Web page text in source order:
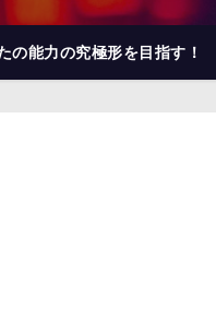
の能力の究極形を目指す！